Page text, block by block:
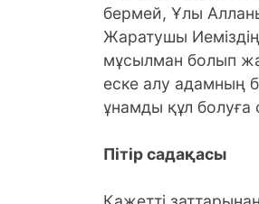
бермей, Ұлы
Жаратушы
мұсылман болып
еске алу адамның
ұнамды құл болуға
Пітір садақасы